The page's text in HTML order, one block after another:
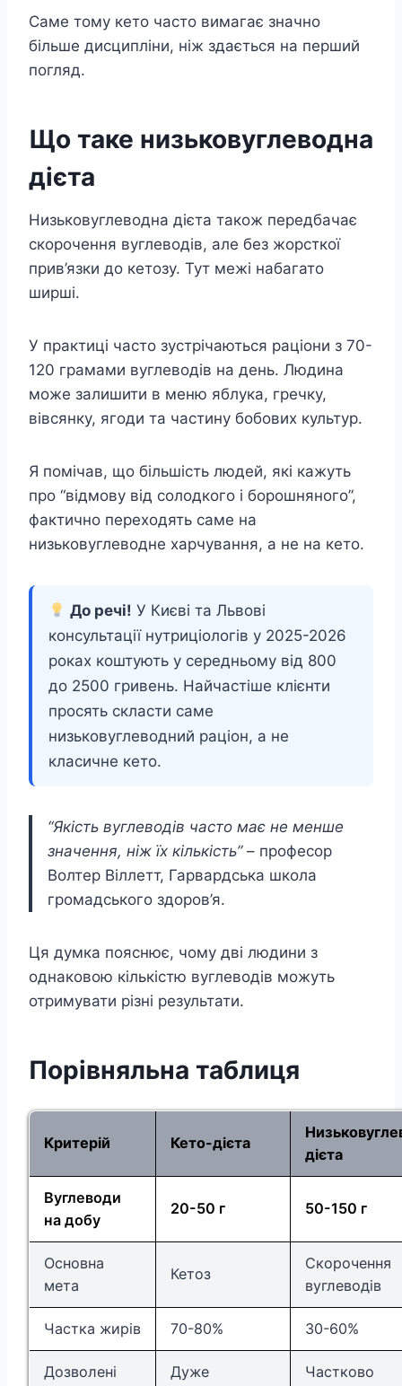
Саме тому кето часто вимагає значно
більше дисципліни, ніж здається на перший
погляд.
Що таке низьковуглеводна
дієта
Низьковуглеводна дієта також передбачає
скорочення вуглеводів, але без жорсткої
прив’язки до кетозу. Тут межі набагато
ширші.
У практиці часто зустрічаються раціони з 70-
120 грамами вуглеводів на день. Людина
може залишити в меню яблука, гречку,
вівсянку, ягоди та частину бобових культур.
Я помічав, що більшість людей, які кажуть
про “відмову від солодкого і борошняного”,
фактично переходять саме на
низьковуглеводне харчування, а не на кето.
До речі! У Києві та Львові
консультації нутриціологів у 2025-2026
роках коштують у середньому від 800
до 2500 гривень. Найчастіше клієнти
просять скласти саме
низьковуглеводний раціон, а не
класичне кето.
“Якість вуглеводів часто має не менше
значення, ніж їх кількість”– професор
Волтер Віллетт, Гарвардська школа
громадського здоров’я.
Ця думка пояснює, чому дві людини з
однаковою кількістю вуглеводів можуть
отримувати різні результати.
Порівняльна таблиця
Критерій Кето-дієта
дієта
Вуглеводи
на добу
20-50 г 50-150 г
Основна
мета
Кетоз
Скорочення
вуглеводів
Частка жирів 70-80% 30-60%
Дозволені
Дуже
Частково